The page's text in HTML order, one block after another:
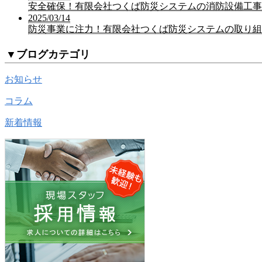
安全確保！有限会社つくば防災システムの消防設備工事
2025/03/14
防災事業に注力！有限会社つくば防災システムの取り
▼ ブログカテゴリ
お知らせ
コラム
新着情報